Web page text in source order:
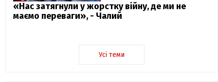
«Нас затягнули у жорстку війну, де ми не
маємо переваги», - Чалий
Усі теми